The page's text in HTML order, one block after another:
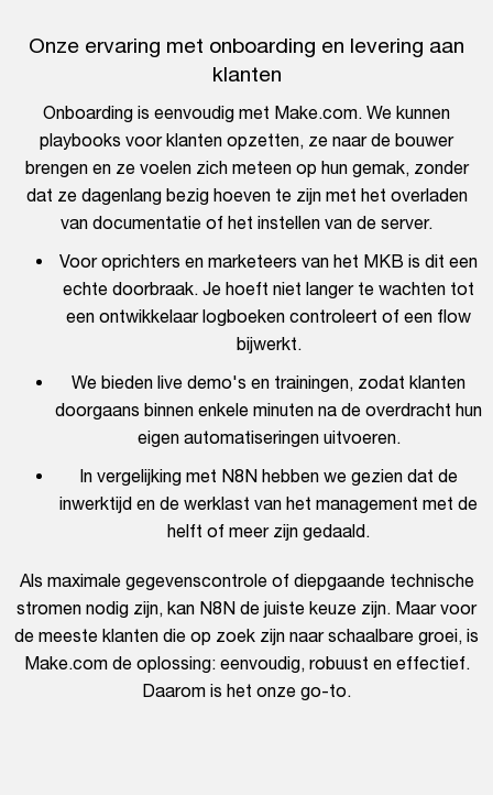
Onze ervaring met onboarding en levering aan
klanten
Onboarding is eenvoudig met Make.com. We kunnen
playbooks voor klanten opzetten, ze naar de bouwer
brengen en ze voelen zich meteen op hun gemak, zonder
dat ze dagenlang bezig hoeven te zijn met het overladen
van documentatie of het instellen van de server.
Voor oprichters en marketeers van het MKB is dit een
echte doorbraak. Je hoeft niet langer te wachten tot
een ontwikkelaar logboeken controleert of een flow
bijwerkt.
We bieden live demo's en trainingen, zodat klanten
doorgaans binnen enkele minuten na de overdracht hun
eigen automatiseringen uitvoeren.
In vergelijking met N8N hebben we gezien dat de
inwerktijd en de werklast van het management met de
helft of meer zijn gedaald.
Als maximale gegevenscontrole of diepgaande technische
stromen nodig zijn, kan N8N de juiste keuze zijn. Maar voor
de meeste klanten die op zoek zijn naar schaalbare groei, is
Make.com de oplossing: eenvoudig, robuust en effectief.
Daarom is het onze go-to.